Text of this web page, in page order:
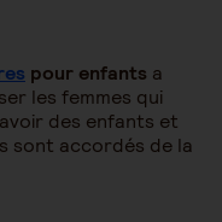
pour enfants a
les femmes qui
des enfants et
sont accordés de la